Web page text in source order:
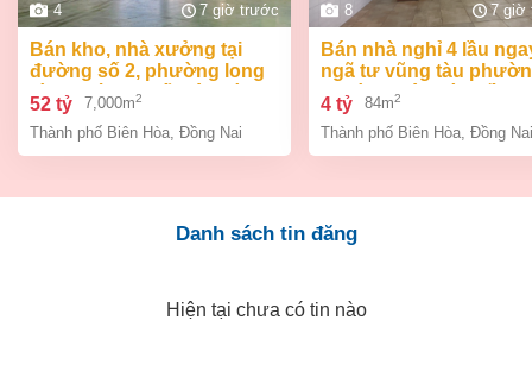
4 7 giờ trước
bán kho, nhà xưởng tại
đường số 2, phường long
bình, thành phố biên hòa,
đồng nai giá 52 tỷ
52 tỷ 7,000m2
Thành phố Biên Hòa Đồng Nai
8 7 giờ
bán nhà nghỉ 4 lầu ngay
ngã tư vũng tàu
an bình biên hòa đồng
giá chỉ 4 tỷ
4 tỷ 84m2
Thành phố Biên Hòa Đồng Nai
Danh sách tin đăng
Hiện tại chưa có tin nào